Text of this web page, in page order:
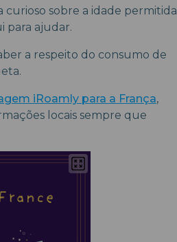
curioso sobre a idade permitida
para ajudar.
a respeito do consumo de
iRoamly para a França,
locais sempre que